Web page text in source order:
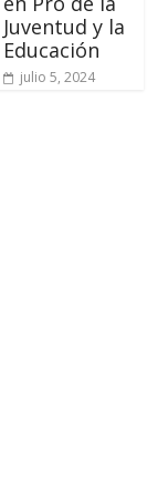
Juventud y la
Educación
julio 5, 2024